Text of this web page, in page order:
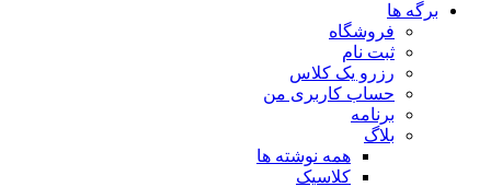
برگه ها
فروشگاه
ثبت نام
رزرو یک کلاس
حساب کاربری من
برنامه
بلاگ
همه نوشته ها
کلاسیک